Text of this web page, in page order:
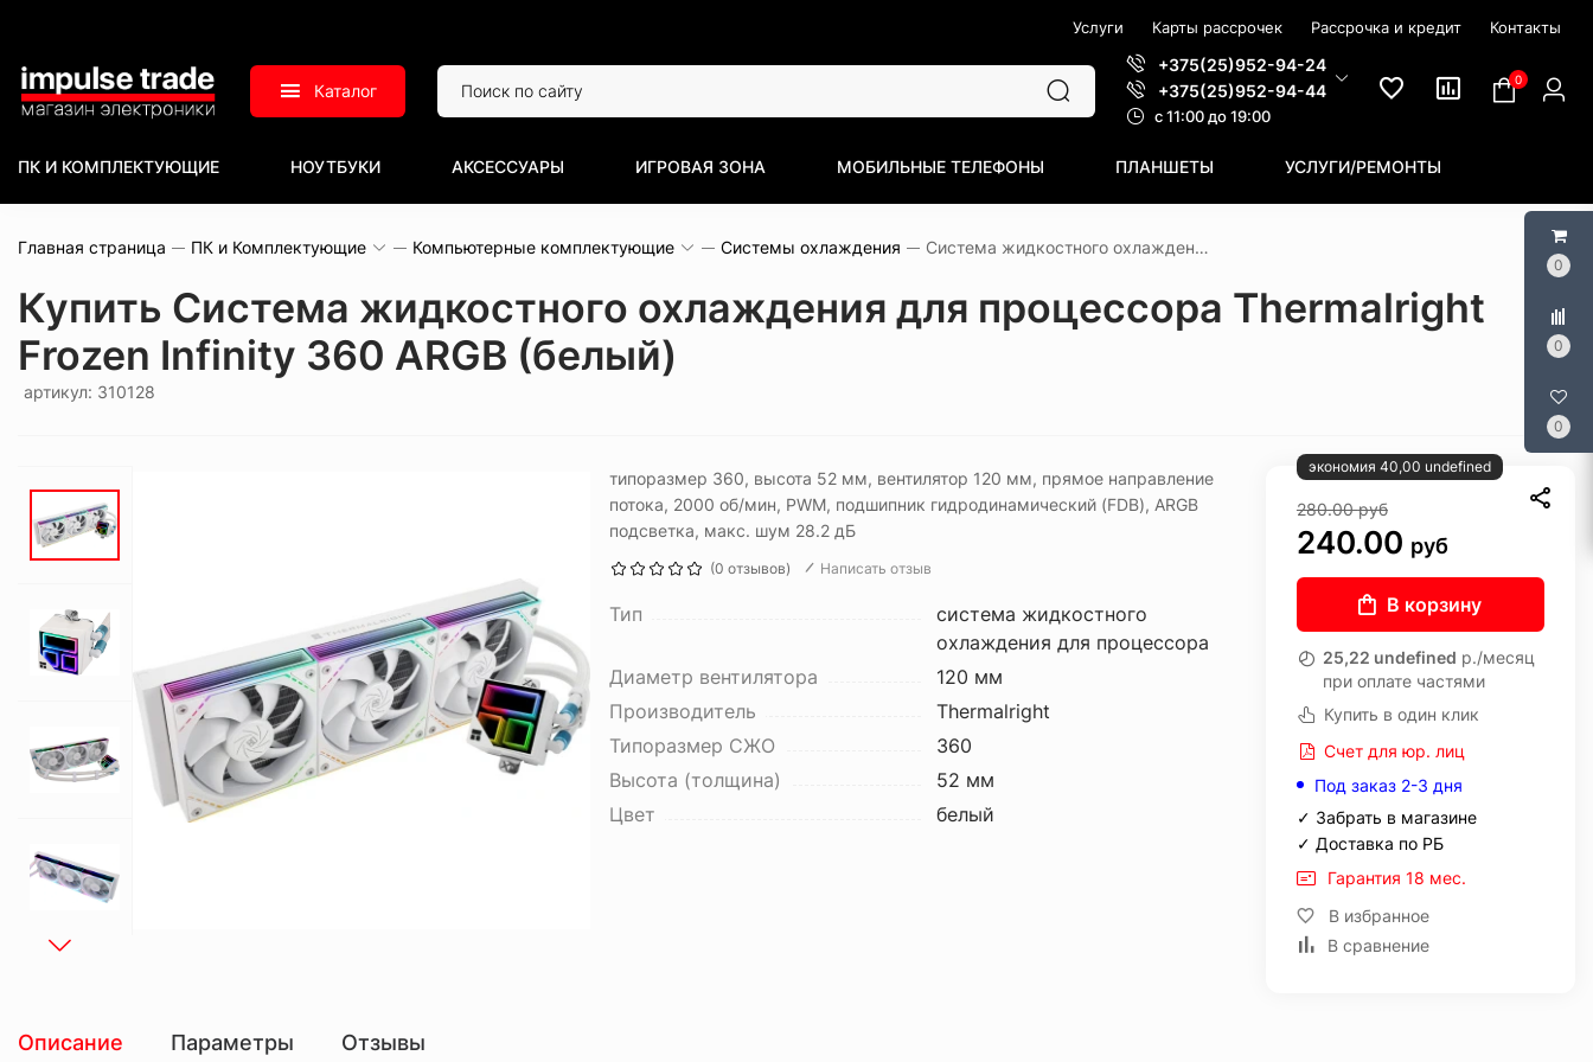
0
0
0
Услуги Карты рассрочек Рассрочка и кредит Контакты
Каталог
+375(25)952-94-24
+375(25)952-94-44
c 11:00 до 19:00
0
ПК И КОМПЛЕКТУЮЩИЕ НОУТБУКИ АКСЕССУАРЫ ИГРОВАЯ ЗОНА МОБИЛЬНЫЕ ТЕЛЕФОНЫ ПЛАНШЕТЫ УСЛУГИ/РЕМОНТЫ
Главная страница ПК и Комплектующие Компьютерные комплектующие Системы охлаждения Система жидкостного охлаждения для процессора Thermalright Frozen Infinity 360 ARGB (белый)
Купить Система жидкостного охлаждения для процессора Thermalright
Frozen Infinity 360 ARGB (белый)
артикул: 310128
типоразмер 360, высота 52 мм, вентилятор 120 мм, прямое направление
потока, 2000 об/мин, PWM, подшипник гидродинамический (FDB), ARGB
подсветка, макс. шум 28.2 дБ
(0 отзывов) Написать отзыв
Тип
система жидкостного
охлаждения для процессора
Диаметр вентилятора
120 мм
Производитель
Thermalright
Типоразмер СЖО
360
Высота (толщина)
52 мм
Цвет
белый
экономия 40,00 undefined
280.00руб
240.00 руб
В корзину
25,22 undefined р./месяц
при оплате частями
Купить в один клик
Счет для юр. лиц
Под заказ 2-3 дня
✓ Забрать в магазине
✓ Доставка по РБ
Гарантия 18 мес.
В избранное
В сравнение
Описание Параметры Отзывы